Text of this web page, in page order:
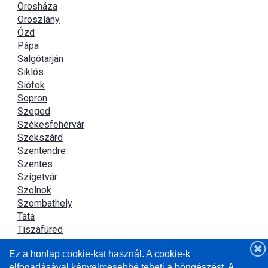
Orosháza
Oroszlány
Ózd
Pápa
Salgótarján
Siklós
Siófok
Sopron
Szeged
Székesfehérvár
Szekszárd
Szentendre
Szentes
Szigetvár
Szolnok
Szombathely
Tata
Tiszafüred
Újszász
Ez a honlap cookie-kat használ. A cookie-k